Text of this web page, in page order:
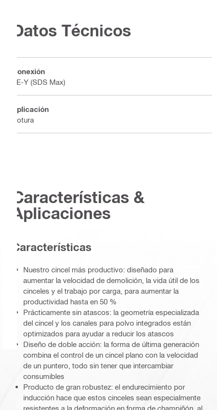
Datos Técnicos
Conexión
TE-Y (SDS Max)
Aplicación
Rotura
Características &
Aplicaciones
Características
Nuestro cincel más productivo: diseñado para
aumentar la velocidad de demolición, la vida útil de los
cinceles y el trabajo por carga, para aumentar la
productividad hasta en 50 %
Prácticamente sin atascos: la geometría especializada
del cincel y los canales para polvo integrados están
optimizados para ayudar a reducir los atascos
Diseño de doble acción: la forma de última generación
combina el control de un cincel plano con la velocidad
de un puntero, todo sin tener que intercambiar
consumibles
Producto de gran robustez: el endurecimiento por
inducción hace que estos cinceles sean especialmente
resistentes a la deformación en forma de champiñón, al